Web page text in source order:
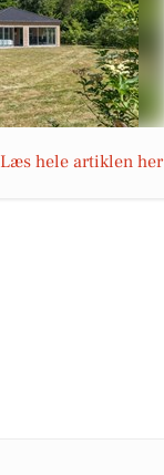
Læs hele artiklen her